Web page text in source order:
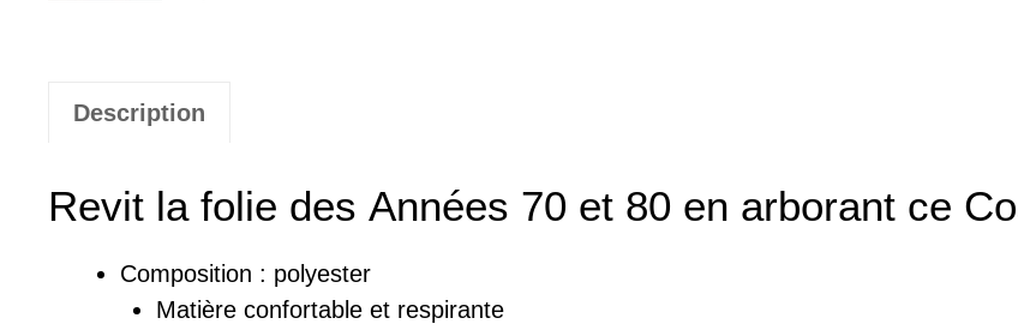
Description
Revit la folie des Années 70 et 80 en arborant ce
Composition : polyester
Matière confortable et respirante